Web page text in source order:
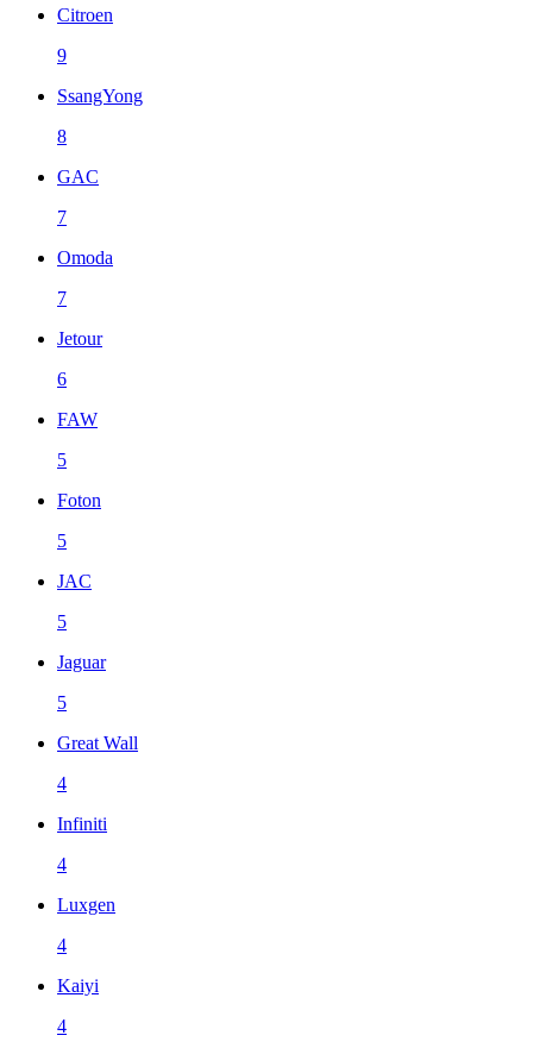
Citroen
9
SsangYong
8
GAC
7
Omoda
7
Jetour
6
FAW
5
Foton
5
JAC
5
Jaguar
5
Great Wall
4
Infiniti
4
Luxgen
4
Kaiyi
4